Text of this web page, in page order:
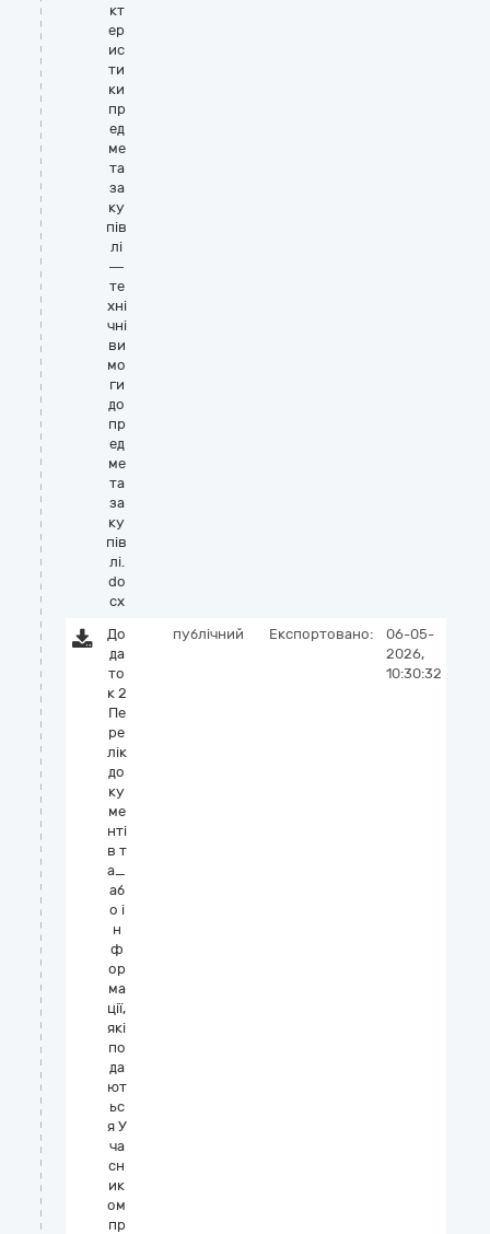
кт
ер
ис
ти
ки
пр
ед
ме
та
за
ку
пів
лі
—
те
хні
чні
ви
мо
ги
до
пр
ед
ме
та
за
ку
пів
лі.
do
cx
До
да
то
к 2
Пе
ре
лік
до
ку
ме
нті
в т
а_
аб
о і
н
ф
ор
ма
ції,
які
по
да
ют
ьс
я У
ча
сн
ик
ом
пр
публічний Експортовано:
06-05-
2026,
10:30:32